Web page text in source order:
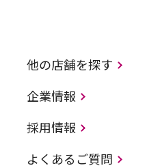
他の店舗を探す
企業情報
採用情報
よくあるご質問